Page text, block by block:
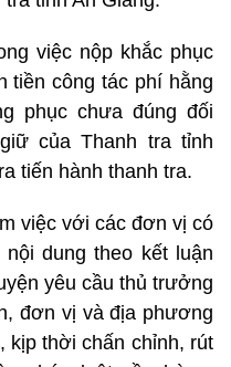
việc nộp khắc phục
tiền công tác phí hằng
phục chưa đúng đối
của Thanh tra tỉnh
tiến hành thanh tra.
việc với các đơn vị có
dung theo kết luận
yêu cầu thủ trưởng
đơn vị và địa phương
kịp thời chấn chỉnh, rút